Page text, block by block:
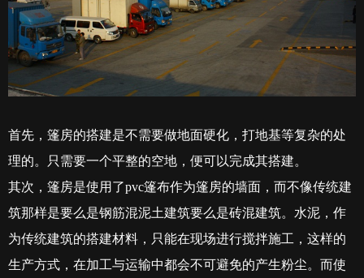
首先，篷房的搭建是不需要做地面硬化，打地基等复杂的处
理的。只需要一个平整的空地，便可以完成其搭建。
其次，篷房是使用了pvc篷布作为篷房的墙面，而不像传统建
筑那样是要么是钢筋混泥土建筑要么是砖混建筑。水泥，作
为传统建筑的搭建材料，只能在现场进行搅拌施工，这样的
生产方式，在加工与运输中都会不可避免的产生粉尘。而使